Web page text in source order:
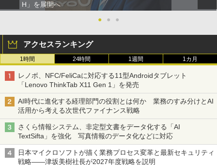
H」を展開へ
●
● ●
アクセスランキング
1時間 24時間 1週間 1カ月
レノボ、NFC/FeliCaに対応する11型Androidタブレット
「Lenovo ThinkTab X11 Gen 1」を発売
AI時代に進化する経理部門の役割とは何か 業務のすみ分けとAI
活用から考える次世代ファイナンス戦略
さくら情報システム、非定型文書をデータ化する「AI
TextSifta」を強化 写真情報のデータ化などに対応
日本マイクロソフトが描く業務プロセス変革と最新セキュリティ
戦略――津坂美樹社長が2027年度戦略を説明